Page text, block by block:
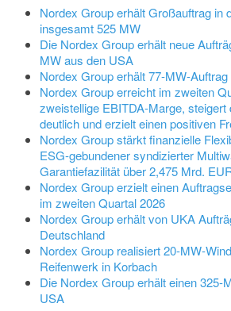
Nordex Group erhält Großauftrag in
insgesamt 525 MW
Die Nordex Group erhält neue
MW aus den USA
Nordex Group erhält 77-MW-
Nordex Group erreicht im zweiten
zweistellige EBITDA-Marge, steigert
deutlich und erzielt einen positiven
Nordex Group stärkt finanzielle
ESG-gebundener syndizierter
Garantiefazilität über 2,475 Mrd.
Nordex Group erzielt einen
im zweiten Quartal 2026
Nordex Group erhält von UKA
Deutschland
Nordex Group realisiert 20-MW-
Reifenwerk in Korbach
Die Nordex Group erhält einen 325-
USA